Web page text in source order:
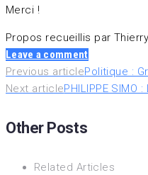
Merci !
Propos recueillis par
Leave a comment
Previous articlePolitique :
Next articlePHILIPPE
Other Posts
Related Articles